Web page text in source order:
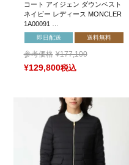
コート アイジェン ダウンベスト
ネイビー レディース MONCLER
1A00091 …
即日配送 送料無料
参考価格 ¥177,100
¥129,800税込